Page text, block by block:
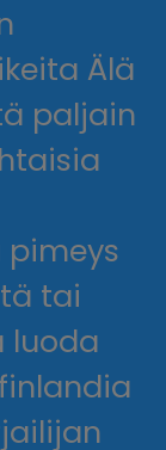
Älä
paljain
pimeys
tai
luoda